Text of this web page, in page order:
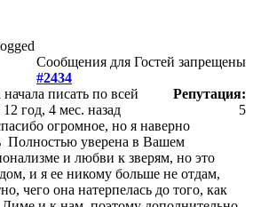
Сообщения для Гостей запрещены
#2434
писать по всей
12 год, 4 мес. назад
Репутация:
5
огромное, но я наверно
Полностью уверена в Вашем
и любви к зверям, но это
и я ее никому больше не отдам,
чего она натерпелась до того, как